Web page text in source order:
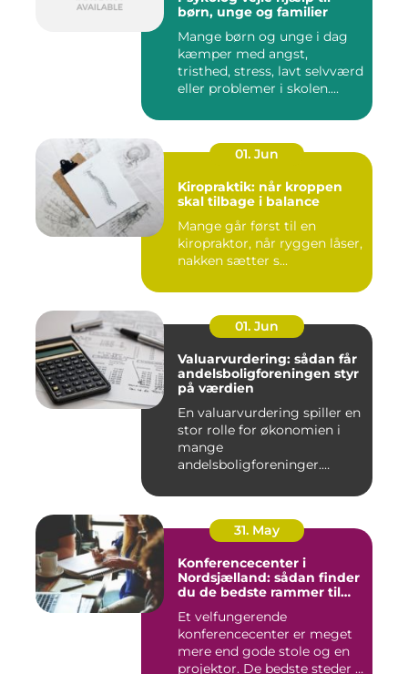
børn, unge og familier
Mange børn og unge i dag
kæmper med angst,
tristhed, stress, lavt selvværd
eller problemer i skolen....
01. Jun
Kiropraktik: når kroppen
skal tilbage i balance
Mange går først til en
kiropraktor, når ryggen låser,
nakken sætter s...
01. Jun
Valuarvurdering: sådan får
andelsboligforeningen styr
på værdien
En valuarvurdering spiller en
stor rolle for økonomien i
mange
andelsboligforeninger.
31. May
Konferencecenter i
Nordsjælland: sådan finder
du de bedste rammer til
Et velfungerende
konferencecenter er meget
mere end gode stole og en
projektor. De bedste steder i